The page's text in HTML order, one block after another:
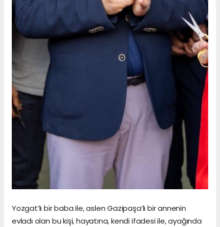
Yozgat’lı bir baba ile, aslen Gazipaşa’lı bir annenin
evladı olan bu kişi, hayatına, kendi ifadesi ile, ayağında